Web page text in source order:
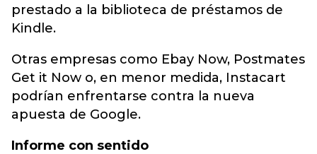
prestado a la biblioteca de préstamos de
Kindle.
Otras empresas como Ebay Now, Postmates
Get it Now o, en menor medida, Instacart
podrían enfrentarse contra la nueva
apuesta de Google.
Informe con sentido